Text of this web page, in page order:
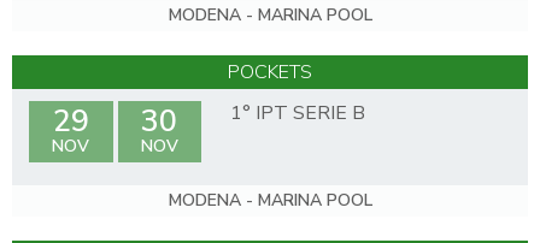
MODENA - MARINA POOL
POCKETS
29
NOV
30
NOV
1° IPT SERIE B
MODENA - MARINA POOL